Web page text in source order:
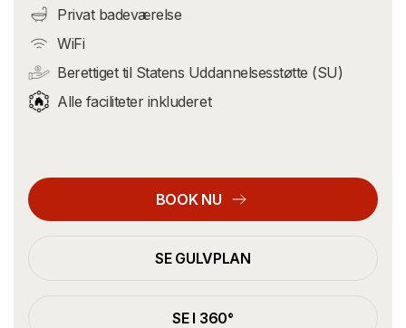
Privat badeværelse
WiFi
Berettiget til Statens Uddannelsesstøtte (SU)
Alle faciliteter inkluderet
BOOK NU
SE GULVPLAN
SE I 360°